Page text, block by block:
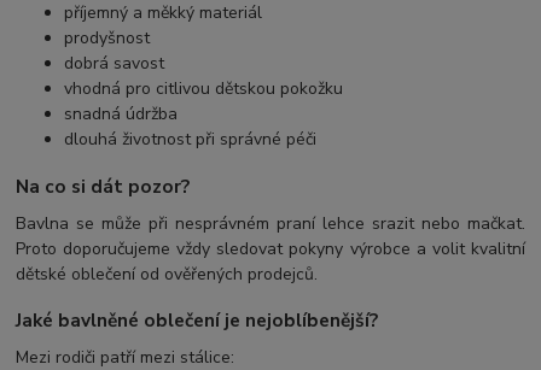
příjemný a měkký materiál
prodyšnost
dobrá savost
vhodná pro citlivou dětskou pokožku
snadná údržba
dlouhá životnost při správné péči
Na co si dát pozor?
Bavlna se může při nesprávném praní lehce srazit nebo mačkat.
Proto doporučujeme vždy sledovat pokyny výrobce a volit kvalitní
dětské oblečení od ověřených prodejců.
Jaké bavlněné oblečení je nejoblíbenější?
Mezi rodiči patří mezi stálice: